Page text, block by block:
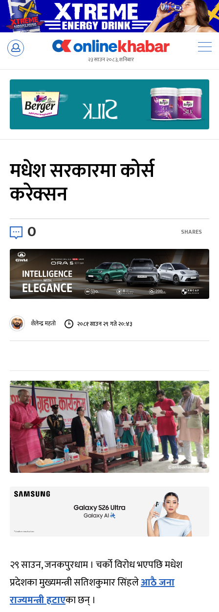
Skip
२३ साउन २०८३, शनिबार
मधेश सरकारमा कोर्स
करेक्सन
0 SHARES
शैलेन्द्र महतो २०८१ साउन २९ गते २०:४३
२९ साउन, जनकपुरधाम । चर्को विरोध भएपछि मधेश
प्रदेशका मुख्यमन्त्री सतिशकुमार सिंहलेआठै जना
राज्यमन्त्री हटाएका छन् ।